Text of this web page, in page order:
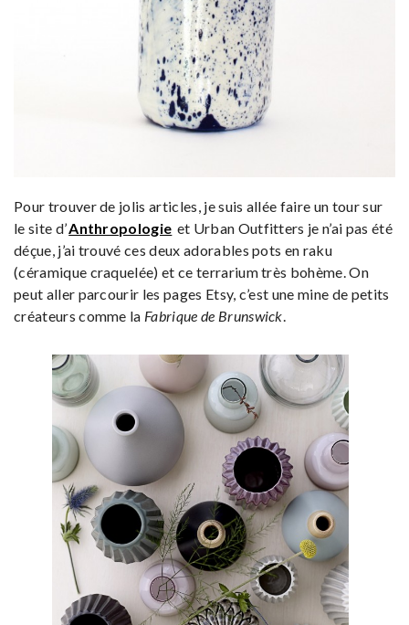
Pour trouver de jolis articles, je suis allée faire un tour sur
le site d’Anthropologie et Urban Outfitters je n’ai pas été
déçue, j’ai trouvé ces deux adorables pots en raku
(céramique craquelée) et ce terrarium très bohème. On
peut aller parcourir les pages Etsy, c’est une mine de petits
créateurs comme la Fabrique de Brunswick.